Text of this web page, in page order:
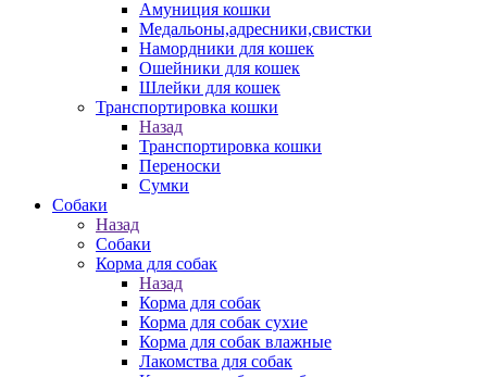
Амуниция кошки
Медальоны,адресники,свистки
Намордники для кошек
Ошейники для кошек
Шлейки для кошек
Транспортировка кошки
Назад
Транспортировка кошки
Переноски
Сумки
Собаки
Назад
Собаки
Корма для собак
Назад
Корма для собак
Корма для собак сухие
Корма для собак влажные
Лакомства для собак